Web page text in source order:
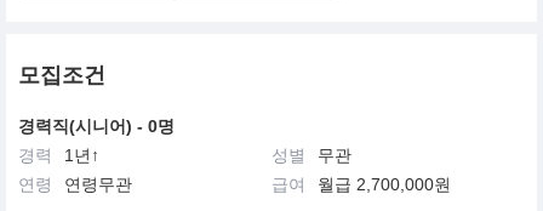
모집조건
경력직(시니어) - 0명
경력
1년↑ 성별
무관
연령
연령무관 급여 월급 2,700,000원